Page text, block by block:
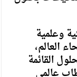
وعلمية
العالم،
القائمة
عالمي